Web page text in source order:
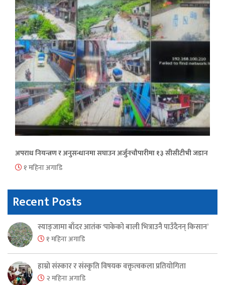
अपराध नियन्त्रण र अनुसन्धानमा सघाउन अर्जुनचौपारीमा १३ सीसीटीभी जडान
१ महिना अगाडि
Recent Posts
स्याङ्जामा बाँदर आतंक ‘पाकेको बाली भित्राउनै पाउँदैनन् किसान’
१ महिना अगाडि
हाम्रो संस्कार र संस्कृति विषयक वक्तृत्वकला प्रतियोगिता
२ महिना अगाडि